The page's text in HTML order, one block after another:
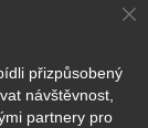
přizpůsobený
návštěvnost,
partnery pro